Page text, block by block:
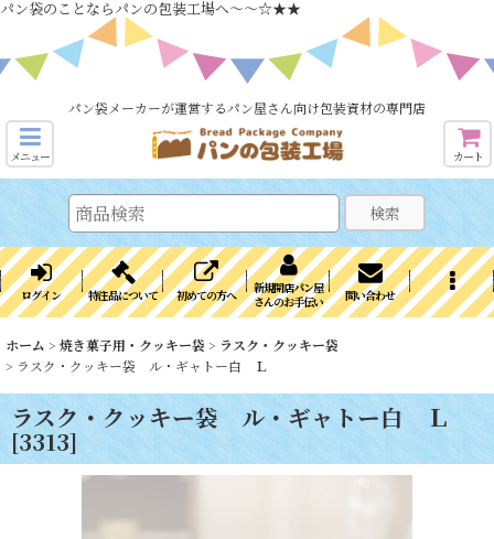
パン袋のことならパンの包装工場へ～～☆★★
パン袋メーカーが運営するパン屋さん向け包装資材の専門店
メニュー カート
検索
ログイン 特注品について 初めての方へ
新規開店パン屋
さんのお手伝い
問い合わせ
ホーム > 焼き菓子用・クッキー袋 > ラスク・クッキー袋
> ラスク・クッキー袋 ル・ギャトー白 Ｌ
ラスク・クッキー袋 ル・ギャトー白 Ｌ
[3313]